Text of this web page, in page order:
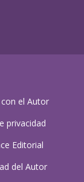
el Autor
privacidad
Editorial
del Autor